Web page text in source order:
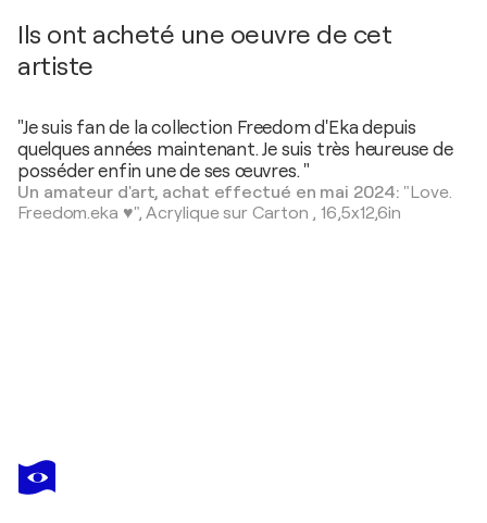
Ils ont acheté une oeuvre de cet
artiste
"Je suis fan de la collection Freedom d'Eka depuis
quelques années maintenant. Je suis très heureuse de
posséder enfin une de ses œuvres. "
Un amateur d'art, achat effectué en mai 2024: "Love.
Freedom.eka ♥️",Acrylique sur Carton ,16,5x12,6in
EKA
PERADZE